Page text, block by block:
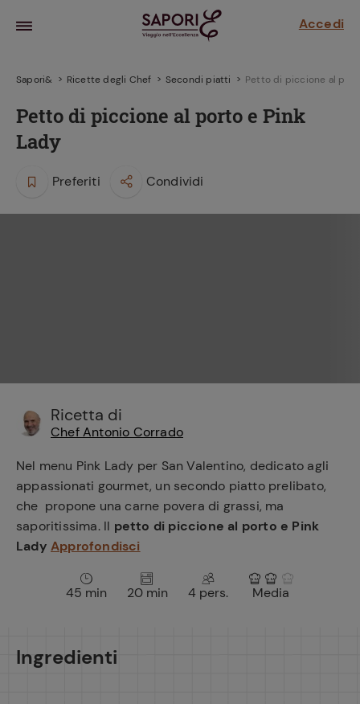
Accedi
Sapori& Ricette degli Chef Secondi piatti Petto di piccione al
Petto di piccione al porto e Pink
Lady
Preferiti Condividi
Ricetta di
Chef Antonio Corrado
Nel menu Pink Lady per San Valentino, dedicato agli
appassionati gourmet, un secondo piatto prelibato,
che propone una carne povera di grassi, ma
saporitissima. Il petto di piccione al porto e Pink
Lady Approfondisci
45 min 20 min 4 pers. Media
Ingredienti